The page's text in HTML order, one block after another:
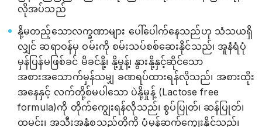
လိုအပ်သည်
နို့မတည့်သောလက္ခဏာများ ပေါ်ပေါက်နေသည်ဟု သံသယရှိ
လျှင် ဆရာဝန်မှ ဝမ်းကို စမ်းသပ်စစ်ဆေးနိုင်သည်၊ အူနံရံပုံ
မှန်ပြန်မဖြစ်ခင် မိခင်နို့၊ နို့မှုန့်၊ နွားနို့နှင့်ဆိုင်သော
အစားအသောက်မှန်သမျှ ခဏရပ်ထားရန်လိုသည်၊ အစားထိုး
အနေနှင့် လက်တို့စ်မပါသော ပဲနို့မှုန့် (Lactose free
formula)ကို တိုက်ကျွေးရန်လိုသည်၊ စွပ်ပြုတ်၊ ဆန်ပြုတ်၊
ထမင်း၊ အသီးအနှံစသည်တို့ကို ပုံမှန်ဆက်ကျွေးနိုင်သည်၊